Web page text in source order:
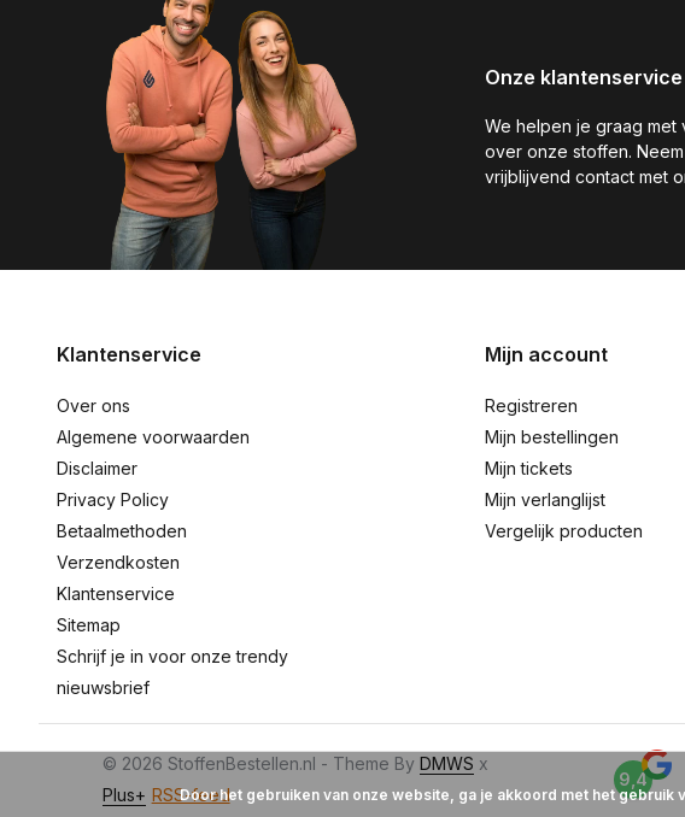
Onze klantenservice
We helpen je graag met
over onze stoffen. Neem
vrijblijvend contact met
Klantenservice
Over ons
Algemene voorwaarden
Disclaimer
Privacy Policy
Betaalmethoden
Verzendkosten
Klantenservice
Sitemap
Schrijf je in voor onze trendy
nieuwsbrief
Mijn account
Registreren
Mijn bestellingen
Mijn tickets
Mijn verlanglijst
Vergelijk producten
© 2026 StoffenBestellen.nl - Theme By DMWS x
Plus+ RSS-feed
9,4
Door het gebruiken van onze website, ga je akkoord met het